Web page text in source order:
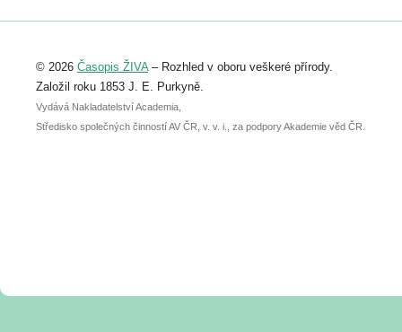
Registrovat se můžete do 6. září.
abstraktu přihlášené přednášky nebo
posteru je už 30. června.
© 2026 Časopis ŽIVA– Rozhled v oboru veškeré přírody.
Založil roku 1853 J. E. Purkyně.
Vydává Nakladatelství Academia,
Středisko společných činností AV ČR, v. v. i., za podpory Akademie věd ČR.